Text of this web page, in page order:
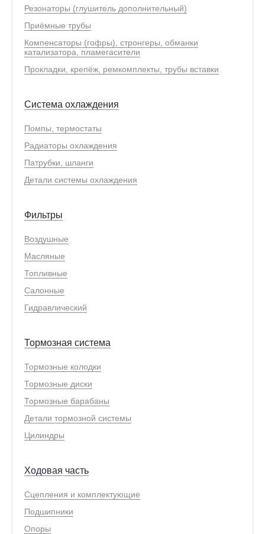
Резонаторы (глушитель дополнительный)
Приёмные трубы
Компенсаторы (гофры), стронгеры, обманки
катализатора, пламегасители
Прокладки, крепёж, ремкомплекты, трубы вставки
Система охлаждения
Помпы, термостаты
Радиаторы охлаждения
Патрубки, шланги
Детали системы охлаждения
Фильтры
Воздушные
Масляные
Топливные
Салонные
Гидравлический
Тормозная система
Тормозные колодки
Тормозные диски
Тормозные барабаны
Детали тормозной системы
Цилиндры
Ходовая часть
Сцепления и комплектующие
Подшипники
Опоры